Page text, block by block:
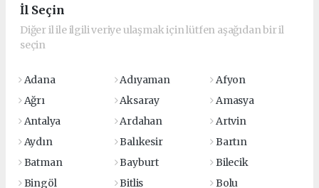
İl Seçin
Diğer il ile ilgili veriye ulaşmak için lütfen aşağıdan bir il
seçin
Adana Adıyaman
Afyon
Ağrı
Aksaray
Amasya
Antalya
Ardahan
Artvin
Aydın
Balıkesir
Bartın
Batman
Bayburt
Bilecik
Bingöl
Bitlis
Bolu